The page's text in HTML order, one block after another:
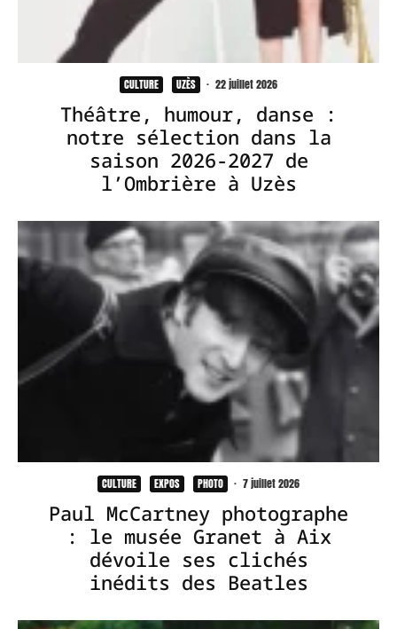
CULTURE UZÈS · 22 juillet 2026
Théâtre, humour, danse :
notre sélection dans la
saison 2026-2027 de
l’Ombrière à Uzès
CULTURE EXPOS PHOTO · 7 juillet 2026
Paul McCartney photographe
: le musée Granet à Aix
dévoile ses clichés
inédits des Beatles